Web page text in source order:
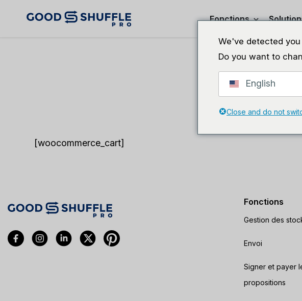
Fonctions
[woocommerce_cart]
Fonctions
Gestion des
Envoi
Signer et payer
propositions
We've detected
Do you want to
English
Close and do not